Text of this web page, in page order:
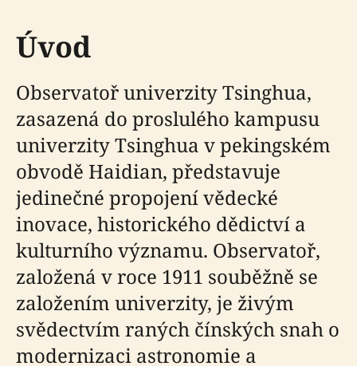
Úvod
Observatoř univerzity Tsinghua,
zasazená do proslulého kampusu
univerzity Tsinghua v pekingském
obvodě Haidian, představuje
jedinečné propojení vědecké
inovace, historického dědictví a
kulturního významu. Observatoř,
založená v roce 1911 souběžně se
založením univerzity, je živým
svědectvím raných čínských snah o
modernizaci astronomie a